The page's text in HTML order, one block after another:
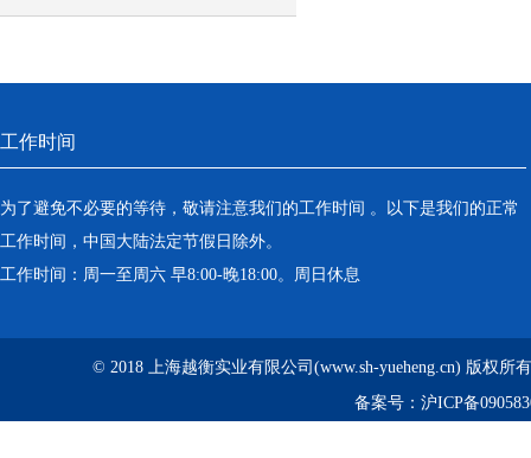
工作时间
为了避免不必要的等待，敬请注意我们的工作时间 。以下是我们的正常
工作时间，中国大陆法定节假日除外。
工作时间：周一至周六 早8:00-晚18:00。周日休息
© 2018 上海越衡实业有限公司(www.sh-yueheng.cn) 版权所
备案号： 沪ICP备